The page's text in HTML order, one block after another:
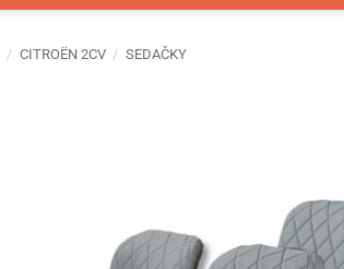
/ CITROËN 2CV / SEDAČKY